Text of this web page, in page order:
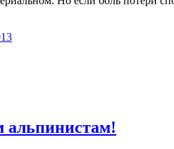
альпинистам!